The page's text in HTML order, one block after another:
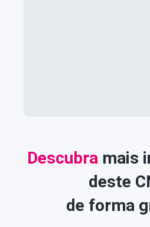
Descubramais
deste
de forma